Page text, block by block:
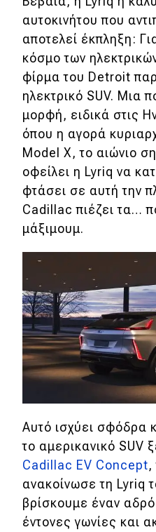
Test Drive
Δοκιμή
Αποστολή
Συγκρίνουμε
Αγώνες
Formula 1
WRC
Motorsport
Eco
Νέα
Σταθμοί φόρτισης
Classic
Νέα
αυτοκινήτου που
αποτελεί έκπληξη:
κόσμο των
φίρμα του Detroit
ηλεκτρικό SUV. Μια
μορφή, ειδικά στις
όπου η αγορά
Model X, το αιώνιο
οφείλει η Lyriq να
φτάσει σε αυτή την
Cadillac πιέζει τα…
μάξιμουμ.
Αυτό ισχύει σφόδρα
το αμερικανικό SUV
Cadillac EV Concept,
ανακοίνωσε τη Lyriq
βρίσκουμε έναν
έντονες γωνίες και